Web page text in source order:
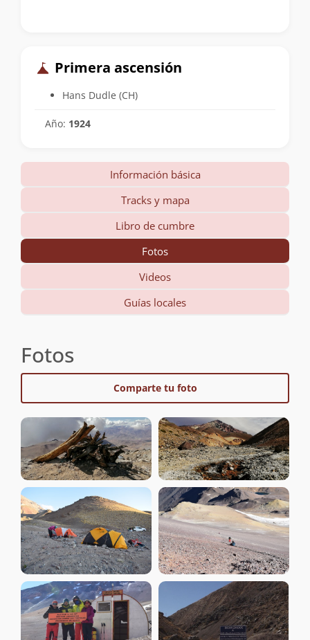
Primera ascensión
Hans Dudle (CH)
Año: 1924
Información básica
Tracks y mapa
Libro de cumbre
Fotos
Videos
Guías locales
Fotos
Comparte tu foto